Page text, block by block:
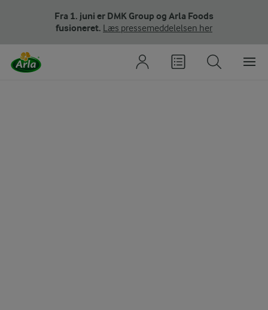
Fra 1. juni er DMK Group og Arla Foods
fusioneret. Læs pressemeddelelsen her